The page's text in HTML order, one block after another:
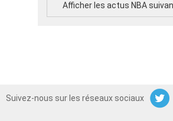
Afficher les actus NBA
Suivez-nous sur les réseaux sociaux
TwitterFacebook